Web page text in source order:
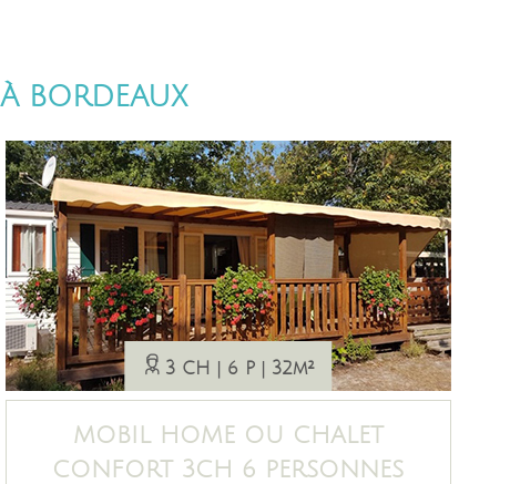
BORDEAUX
3 CH 6 P 32m²
MOBIL HOME OU CHALET
CONFORT 3CH 6 PERSONNES